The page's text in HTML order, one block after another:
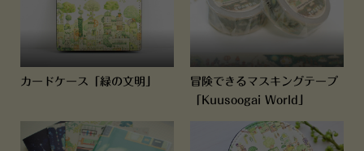
カードケース「緑の文明」
冒険できるマスキングテープ
「Kuusoogai World」